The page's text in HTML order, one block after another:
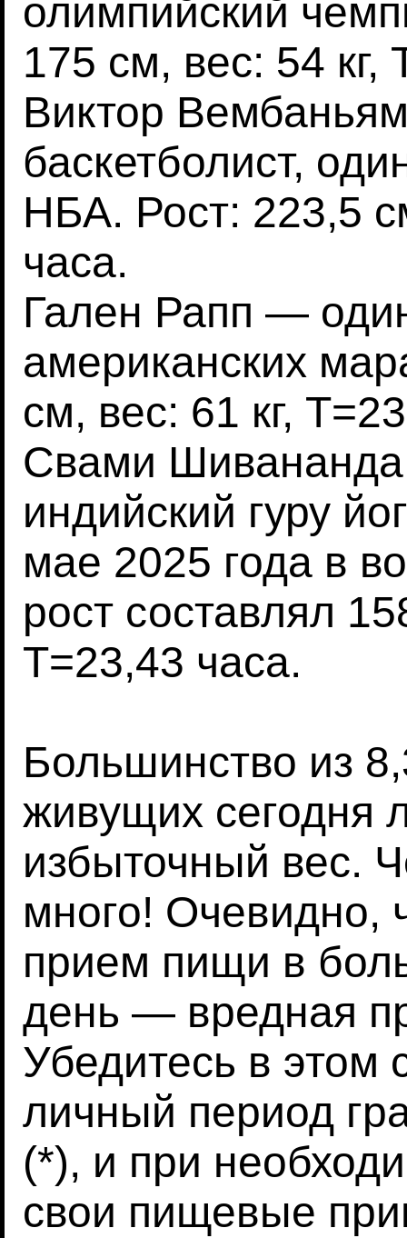
олимпийский
175 см, вес: 54 кг,
Виктор
баскетболист,
НБА. Рост: 223,5
часа.
Гален Рапп —
американских
см, вес: 61 кг,
Свами
индийский гуру
мае 2025 года в
рост составлял
T=23,43 часа.
Большинство из
живущих сегодня
избыточный вес.
много! Очевидно,
прием пищи в
день — вредная
Убедитесь в этом
личный период
(*), и при
свои пищевые